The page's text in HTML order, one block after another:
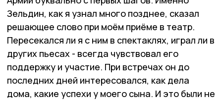
Зельдин, как я узнал много позднее, сказал
решающее слово при моём приёме в театр.
Пересекался ли я с ним в спектаклях, играл ли в
других пьесах - всегда чувствовал его
поддержку и участие. При встречах он до
последних дней интересовался, как дела
дома, какие успехи у моего сына. И это были не